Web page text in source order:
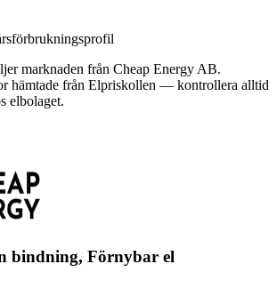
marknaden från Cheap Energy AB.
hämtade från Elpriskollen — kontrollera alltid
elbolaget.
bindning, Förnybar el